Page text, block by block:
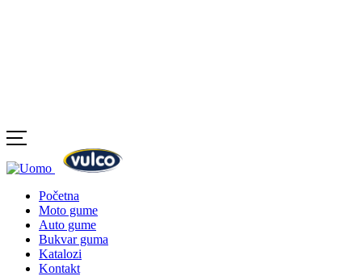
Početna
Moto gume
Auto gume
Bukvar guma
Katalozi
Kontakt